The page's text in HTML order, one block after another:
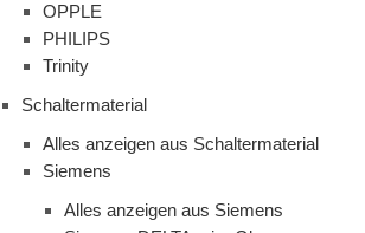
OPPLE
PHILIPS
Trinity
Schaltermaterial
Alles anzeigen aus Schaltermaterial
Siemens
Alles anzeigen aus Siemens